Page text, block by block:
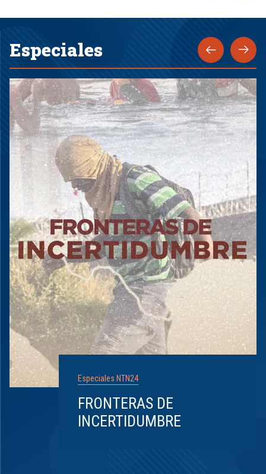
Especiales
Especiales NTN24
FRONTERAS DE
INCERTIDUMBRE